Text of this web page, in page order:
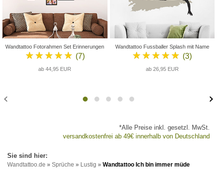
Wandtattoo Fotorahmen Set Erinnerungen
★★★★★ (7)
ab 44,95 EUR
Wandtattoo Fussballer Splash mit Name
★★★★★ (3)
ab 26,95 EUR
*Alle Preise inkl. gesetzl. MwSt.
versandkostenfrei ab 49€ innerhalb von Deutschland
Wandtattoo.de » Sprüche » Lustig » Wandtattoo Ich bin immer müde